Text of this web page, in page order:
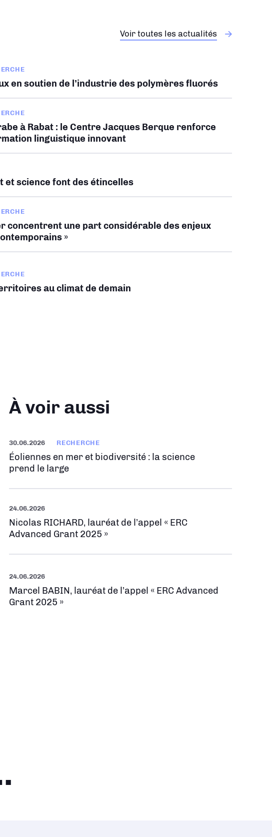
Voir toutes les actualités
en soutien de l’industrie des polymères fluorés
à Rabat : le Centre Jacques Berque renforce
linguistique innovant
et science font des étincelles
concentrent une part considérable des enjeux
»
au climat de demain
À voir aussi
30.06.2026 RECHERCHE
Éoliennes en mer et biodiversité : la science
prend le large
24.06.2026
Nicolas RICHARD, lauréat de l’appel « ERC
Advanced Grant 2025 »
24.06.2026
Marcel BABIN, lauréat de l’appel « ERC Advanced
Grant 2025 »